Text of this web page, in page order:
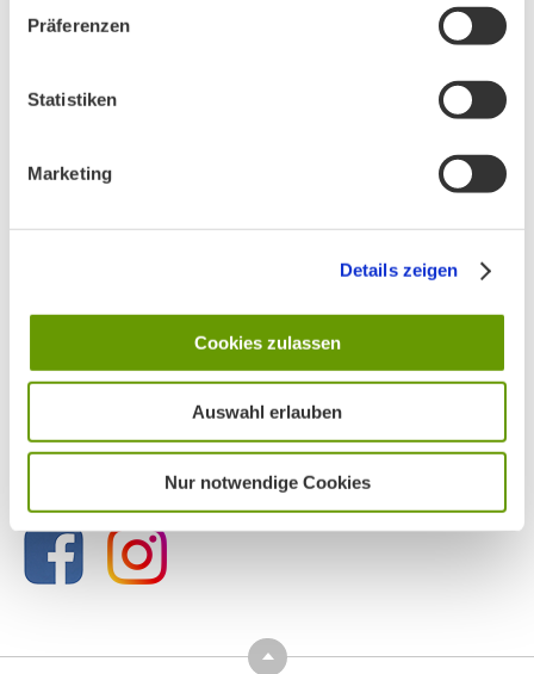
Präferenzen
Statistiken
Marketing
Details zeigen
Cookies zulassen
Auswahl erlauben
Nur notwendige Cookies
BN MÜNCHEN AUF SOCIAL MEDIA
Top